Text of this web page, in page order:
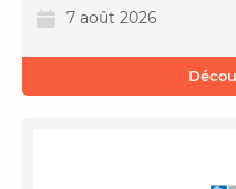
7 août 2026